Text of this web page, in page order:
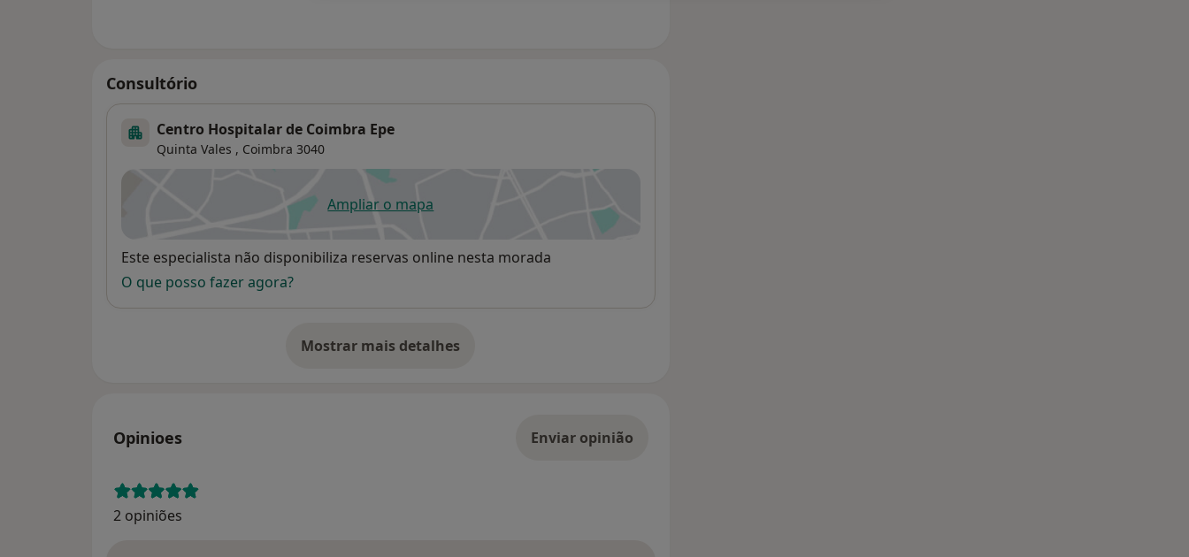
Consultório
Centro Hospitalar de Coimbra Epe
Quinta Vales , Coimbra 3040
Ampliar o mapaabre num novo separador
Disponibilidade
Este especialista não disponibiliza reservas online nesta morada
O que posso fazer agora?
Mostrar mais detalhes
sobre o endereço
Opinioes Enviar opinião
2 opiniões